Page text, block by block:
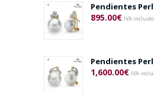
Pendientes
895.00€ IVA incluido
Pendientes
1,600.00€ IVA